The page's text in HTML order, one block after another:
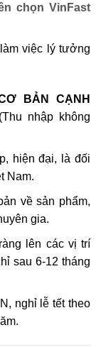
chọn VinFast
việc lý tưởng
BẢN CẠNH
nhập không
hiện đại, là đối
Nam.
về sản phẩm,
gia.
lên các vị trí
sau 6-12 tháng
nghỉ lễ tết theo